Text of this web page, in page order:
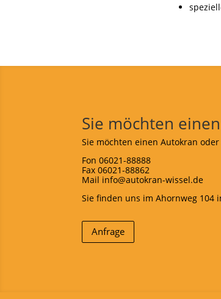
Sie möchten
Sie möchten einen Autokran
Fon 06021-88888
Fax 06021-88862
Mail info@autokran-wissel.de
Sie finden uns im Ahornweg 104
Anfrage